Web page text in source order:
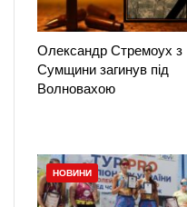
Олександр Стремоух з
Сумщини загинув під
Волновахою
НОВИНИ